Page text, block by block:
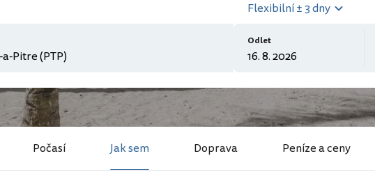
Flexibilní ± 3 dny
Odlet
Počasí Jak sem Doprava Peníze a ceny